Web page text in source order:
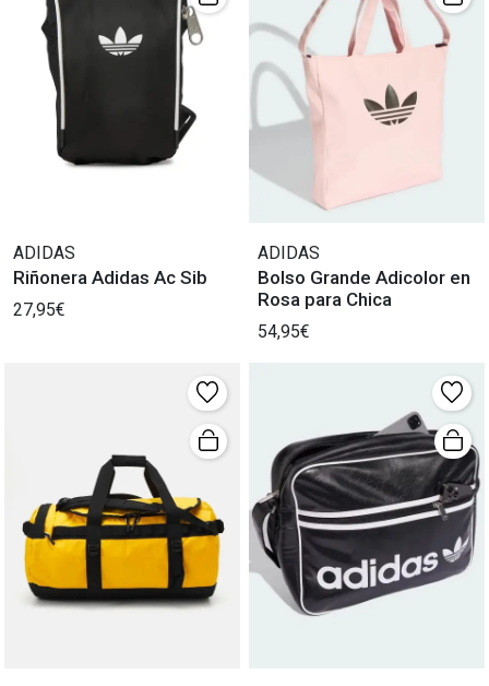
ADIDAS
Riñonera Adidas Ac Sib
27,95€
ADIDAS
Bolso Grande Adicolor en
Rosa para Chica
54,95€